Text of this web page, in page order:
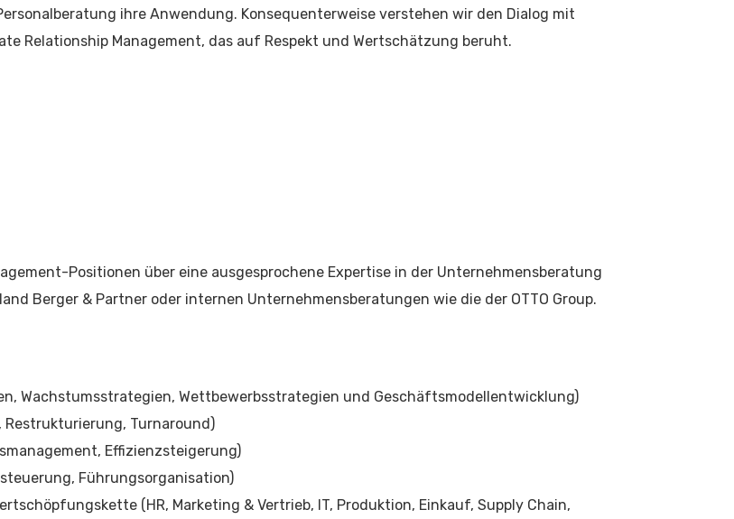
ihre Anwendung. Konsequenterweise verstehen wir den Dialog mit
Relationship Management, das auf Respekt und Wertschätzung beruht.
Positionen über eine ausgesprochene Expertise in der Unternehmensberatung
Berger & Partner oder internen Unternehmensberatungen wie die der OTTO Group.
Wachstumsstrategien, Wettbewerbsstrategien und Geschäftsmodellentwicklung)
Turnaround)
Effizienzsteigerung)
Führungsorganisation)
(HR, Marketing & Vertrieb, IT, Produktion, Einkauf, Supply Chain,